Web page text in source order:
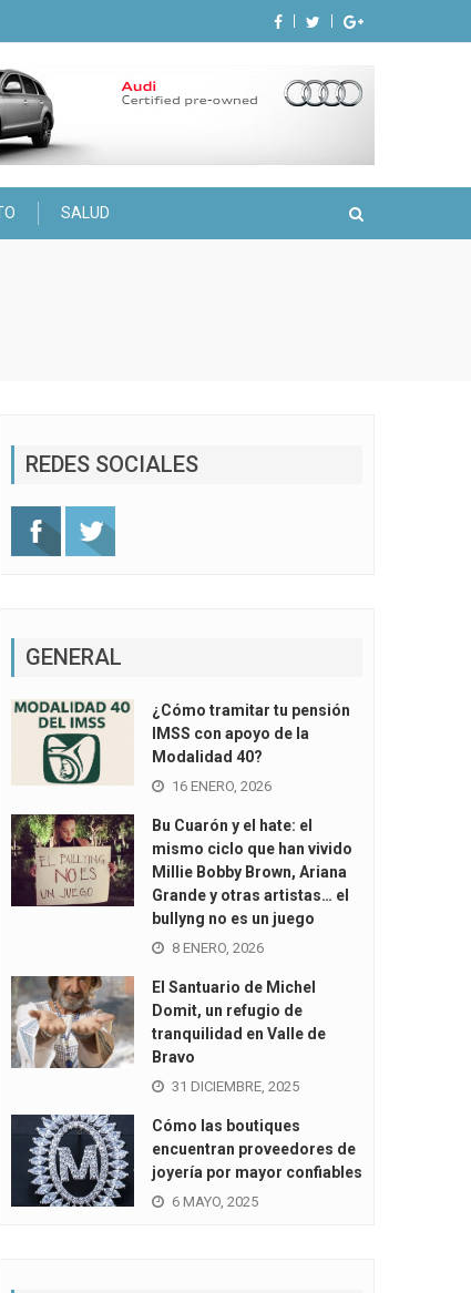
SALUD
internet
REDES SOCIALES
GENERAL
¿Cómo tramitar tu pensión
IMSS con apoyo de la
Modalidad 40?
16 ENERO, 2026
Bu Cuarón y el hate: el
mismo ciclo que han vivido
Millie Bobby Brown, Ariana
Grande y otras artistas… el
bullyng no es un juego
8 ENERO, 2026
El Santuario de Michel
Domit, un refugio de
tranquilidad en Valle de
Bravo
31 DICIEMBRE, 2025
Cómo las boutiques
encuentran proveedores de
joyería por mayor confiables
6 MAYO, 2025